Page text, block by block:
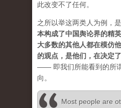
此改变不了任何。
之所以举这两类人为例，
本构成了中国舆论界的精
大多数的其他人都在模仿
的观点，是他们，在决定
—— 即我们所能看到的所
向。
Most people are